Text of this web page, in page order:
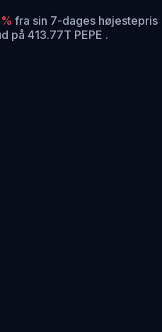
fra sin 7-dages højestepris
på 413.77T PEPE .